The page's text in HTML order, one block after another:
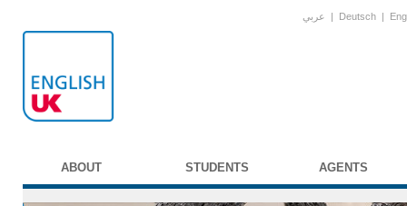
عربي | Deutsch |
ABOUT STUDENTS AGENTS